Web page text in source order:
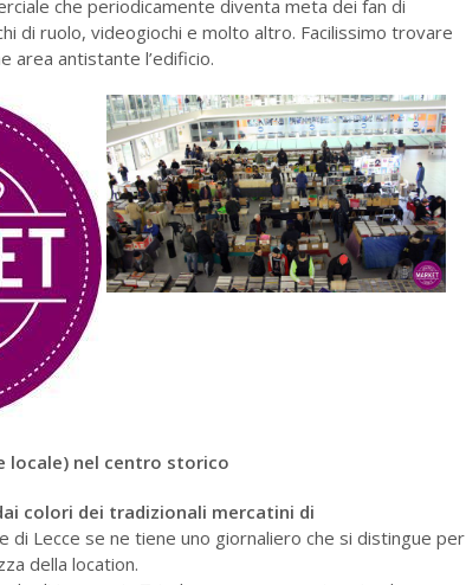
che periodicamente diventa meta dei fan di
di ruolo, videogiochi e molto altro. Facilissimo trovare
area antistante l’edificio.
locale) nel centro storico
colori dei tradizionali mercatini di
di Lecce se ne tiene uno giornaliero che si distingue per
della location.